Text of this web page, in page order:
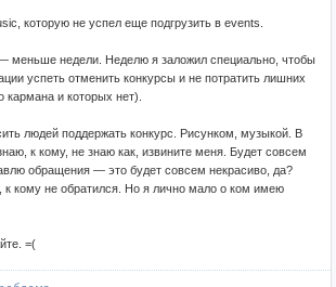
которую не успел еще подгрузить в events.
меньше недели. Неделю я заложил специально, чтобы
успеть отменить конкурсы и не потратить лишних
кармана и которых нет).
людей поддержать конкурс. Рисунком, музыкой. В
к кому, не знаю как, извините меня. Будет совсем
обращения — это будет совсем некрасиво, да?
к кому не обратился. Но я лично мало о ком имею
=(